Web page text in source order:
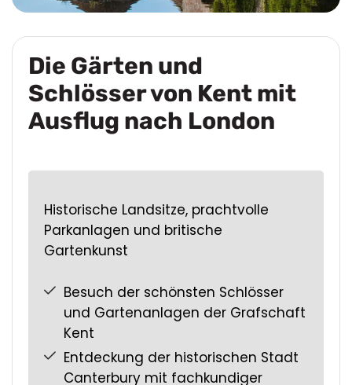
Die Gärten und
Schlösser von Kent mit
Ausflug nach London
Historische Landsitze, prachtvolle
Parkanlagen und britische
Gartenkunst
Besuch der schönsten Schlösser
und Gartenanlagen der Grafschaft
Kent
Entdeckung der historischen Stadt
Canterbury mit fachkundiger